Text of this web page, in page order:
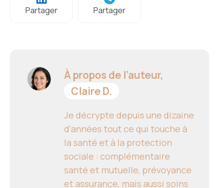
Partager Partager
À propos de l’auteur,
Claire D.
Je décrypte depuis une dizaine
d'années tout ce qui touche à
la santé et à la protection
sociale : complémentaire
santé et mutuelle, prévoyance
et assurance, mais aussi soins